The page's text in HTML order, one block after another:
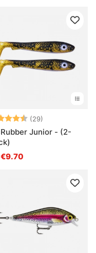
(29)
Junior - (2-